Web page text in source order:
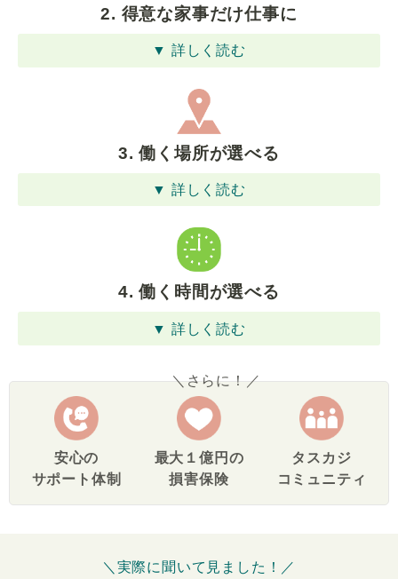
2. 得意な家事だけ仕事に
▼ 詳しく読む
3. 働く場所が選べる
▼ 詳しく読む
4. 働く時間が選べる
▼ 詳しく読む
＼さらに！／
安心の
サポート体制
最大１億円の
損害保険
タスカジ
コミュニティ
＼実際に聞いて見ました！／